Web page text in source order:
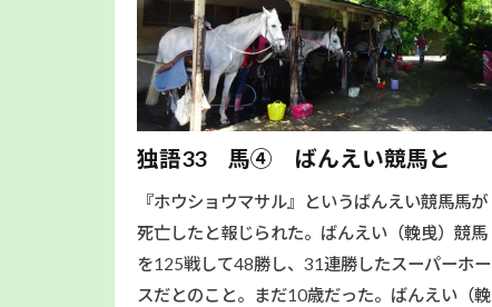
独語33 馬④ ばんえい競馬と
『ホウショウマサル』というばんえい競馬馬が
死亡したと報じられた。ばんえい（輓曵）競馬
を125戦して48勝し、31連勝したスーパーホー
スだとのこと。まだ10歳だった。ばんえい（輓